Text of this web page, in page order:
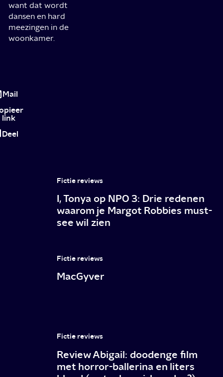
want dat wordt
dansen en hard
meezingen in de
woonkamer.
Eras
Tour
van
Taylor
Mail
link
Deel
Fictie reviews
I, Tonya op NPO 3: Drie redenen
waarom je Margot Robbies must-
see wil zien
Fictie reviews
MacGyver
Fictie reviews
Review Abigail: doodenge film
met horror-ballerina en liters